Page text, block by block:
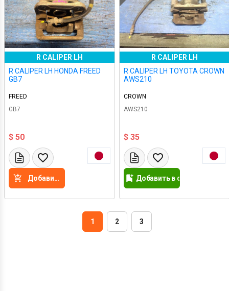
R CALIPER LH
R CALIPER LH HONDA FREED
GB7
FREED
GB7
$ 50
Добавить в корзину
R CALIPER LH
R CALIPER LH TOYOTA CROWN
AWS210
CROWN
AWS210
$ 35
Добавить в список
1 2 3